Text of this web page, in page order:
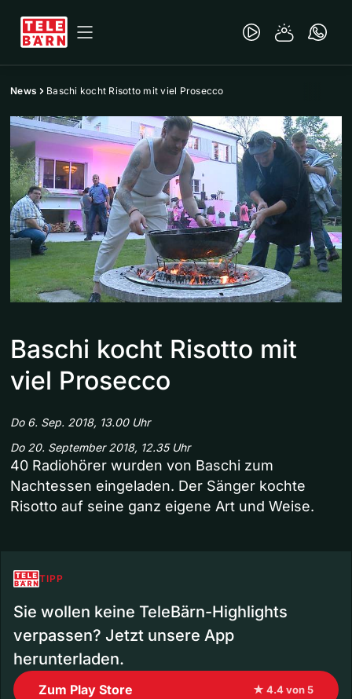
News Baschi kocht Risotto mit viel Prosecco
Baschi kocht Risotto mit
viel Prosecco
Do 6. Sep. 2018, 13.00 Uhr
Do 20. September 2018, 12.35 Uhr
40 Radiohörer wurden von Baschi zum
Nachtessen eingeladen. Der Sänger kochte
Risotto auf seine ganz eigene Art und Weise.
TIPP
Sie wollen keine TeleBärn-Highlights
verpassen? Jetzt unsere App
herunterladen.
Zum Play Store ★ 4.4 von 5